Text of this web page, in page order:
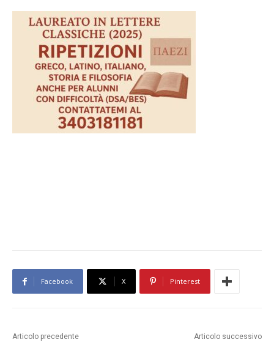
Facebook X Pinterest
Articolo precedente Articolo successivo